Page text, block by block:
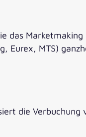
das Marketmaking
Eurex, MTS)
die Verbuchung